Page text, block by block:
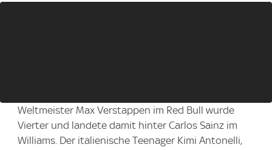
Weltmeister Max Verstappen im Red Bull wurde
Vierter und landete damit hinter Carlos Sainz im
Williams. Der italienische Teenager Kimi Antonelli,